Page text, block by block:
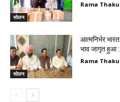
सोलन
Rama
सोलन
आत्मनिर्भर
भाव जागृत हुआ
Rama